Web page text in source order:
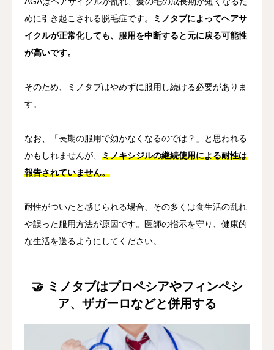
めに引き起こされる脱毛症です。
ミノタブによってヘアサ
イクルが正常化しても、服用を中断すると元に戻る可能性
が高いです。
そのため、ミノタブはやめずに服用し続ける必要がありま
す。
なお、「長期の服用で効かなくなるのでは？」と思われる
かもしれませんが、 ミノキシジルの継続使用による耐性は
報告されていません。
耐性がついたと感じられる場合、その多くは食生活の乱れ
や誤った服用方法が原因です。医師の指示を守り、健康的
な生活を送るようにしてください。
🤝 ミノタブはプロペシアやフィンペシ
ア、ザガーロなどと併用する